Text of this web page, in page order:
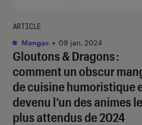
Gloutons & Dragons:
comment un obscur
de cuisine humoristique
devenu l’un des animes
plus attendus de 2024
ARTICLE
Mangas • 09 jan. 2024